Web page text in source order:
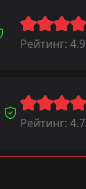
Рейтинг: 4.9
Рейтинг: 4.7